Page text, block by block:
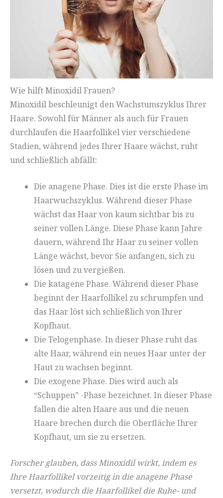
Wie hilft Minoxidil Frauen?
Minoxidil beschleunigt den Wachstumszyklus Ihrer
Haare. Sowohl für Männer als auch für Frauen
durchlaufen die Haarfollikel vier verschiedene
Stadien, während jedes Ihrer Haare wächst, ruht
und schließlich abfällt:
Die anagene Phase. Dies ist die erste Phase im
Haarwuchszyklus. Während dieser Phase
wächst das Haar von kaum sichtbar bis zu
seiner vollen Länge. Diese Phase kann Jahre
dauern, während Ihr Haar zu seiner vollen
Länge wächst, bevor Sie anfangen, sich zu
lösen und zu vergießen.
Die katagene Phase. Während dieser Phase
beginnt der Haarfollikel zu schrumpfen und
das Haar löst sich schließlich von Ihrer
Kopfhaut.
Die Telogenphase. In dieser Phase ruht das
alte Haar, während ein neues Haar unter der
Haut zu wachsen beginnt.
Die exogene Phase. Dies wird auch als
“Schuppen” -Phase bezeichnet. In dieser Phase
fallen die alten Haare aus und die neuen
Haare brechen durch die Oberfläche Ihrer
Kopfhaut, um sie zu ersetzen.
Forscher glauben, dass Minoxidil wirkt, indem es
Ihre Haarfollikel vorzeitig in die anagene Phase
versetzt, wodurch die Haarfollikel die Ruhe- und